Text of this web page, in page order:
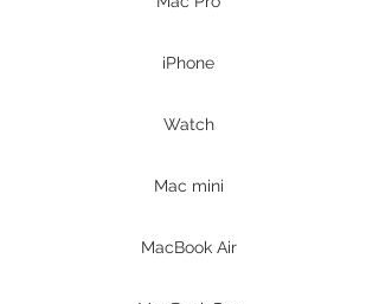
iPhone
Watch
Mac mini
MacBook Air